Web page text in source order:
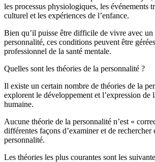
les processus physiologiques, les événements
culturel et les expériences de l’enfance.
Bien qu’il puisse être difficile de vivre avec un
personnalité, ces conditions peuvent être
professionnel de la santé mentale.
Quelles sont les théories de la personnalité ?
Il existe un certain nombre de théories de la
explorent le développement et l’expression de
humaine.
Aucune théorie de la personnalité n’est «
différentes façons d’examiner et de rechercher
personnalité.
Les théories les plus courantes sont les